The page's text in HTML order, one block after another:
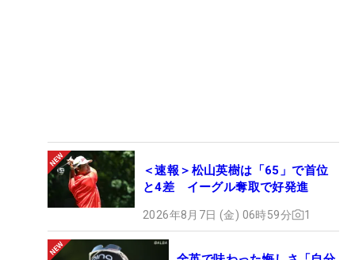
＜速報＞松山英樹は「65」で首位
と4差 イーグル奪取で好発進
2026年8月7日 (金) 06時59分 1